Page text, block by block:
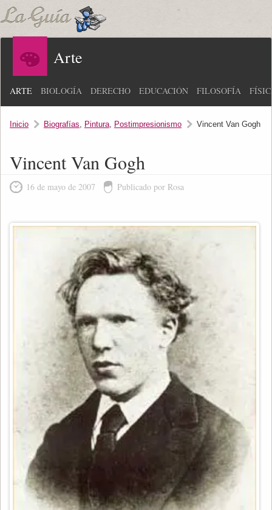
Arte
ARTE BIOLOGÍA DERECHO EDUCACIÓN FILOSOFÍA
Inicio Biografías, Pintura, Postimpresionismo Vincent Van Gogh
Vincent Van Gogh
16 de mayo de 2007 Publicado por Rosa